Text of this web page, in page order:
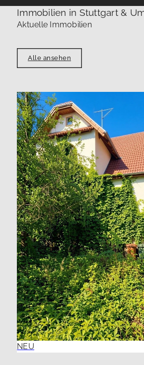
Immobilien in Stuttgart &
Aktuelle Immobilien
Alle ansehen
NEU